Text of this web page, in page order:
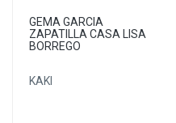
GEMA GARCIA
ZAPATILLA CASA LISA
BORREGO
KAKI